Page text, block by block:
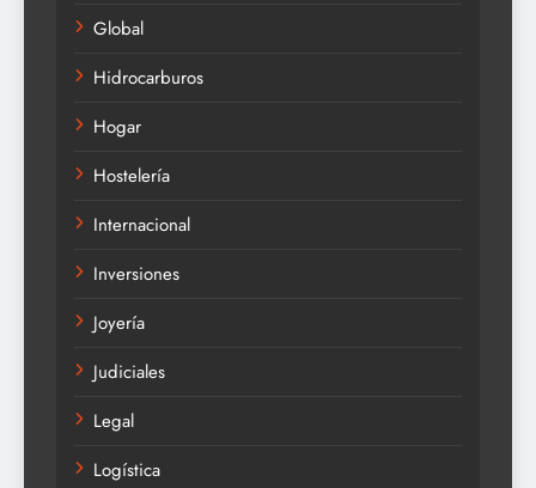
Global
Hidrocarburos
Hogar
Hostelería
Internacional
Inversiones
Joyería
Judiciales
Legal
Logística